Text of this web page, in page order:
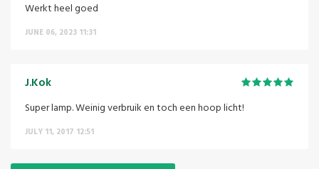
Werkt heel goed
JUNE 06, 2023 11:31
J.Kok
Super lamp. Weinig verbruik en toch een hoop licht!
JULY 11, 2017 12:51